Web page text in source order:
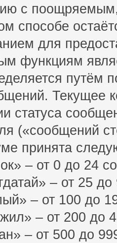
с
способе
для
функциям
путём
Текущее
статуса
(«сообщений
принята
– от 0 до 24
– от 25 до
– от 100 до
– от 200 до
– от 500 до